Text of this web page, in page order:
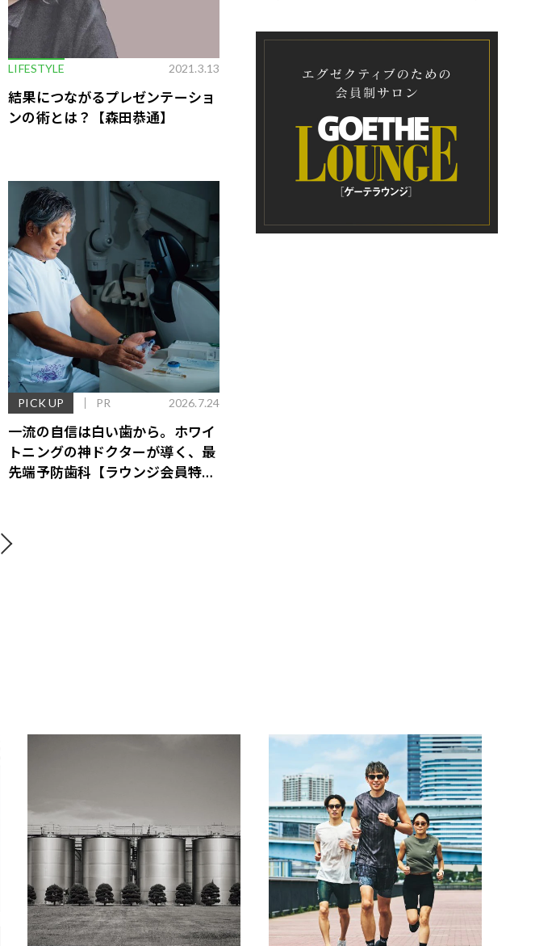
LIFESTYLE 2021.3.13
結果につながるプレゼンテーショ
ンの術とは？【森田恭通】
PICK UP PR 2026.7.24
一流の自信は白い歯から。ホワイ
トニングの神ドクターが導く、最
先端予防歯科【ラウンジ会員特典